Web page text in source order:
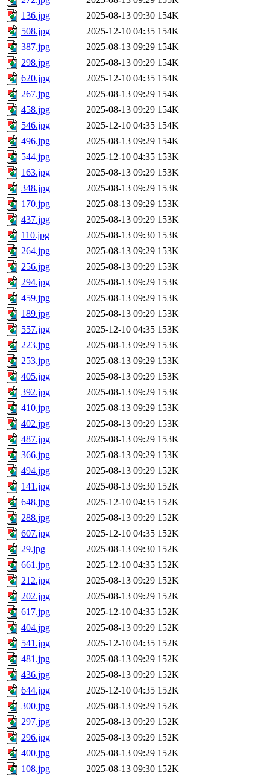
136.jpg
2025-08-13 09:30 154K
508.jpg
2025-12-10 04:35 154K
387.jpg
2025-08-13 09:29 154K
298.jpg
2025-08-13 09:29 154K
620.jpg
2025-12-10 04:35 154K
267.jpg
2025-08-13 09:29 154K
458.jpg
2025-08-13 09:29 154K
546.jpg
2025-12-10 04:35 154K
496.jpg
2025-08-13 09:29 154K
544.jpg
2025-12-10 04:35 153K
163.jpg
2025-08-13 09:29 153K
348.jpg
2025-08-13 09:29 153K
170.jpg
2025-08-13 09:29 153K
437.jpg
2025-08-13 09:29 153K
110.jpg
2025-08-13 09:30 153K
264.jpg
2025-08-13 09:29 153K
256.jpg
2025-08-13 09:29 153K
294.jpg
2025-08-13 09:29 153K
459.jpg
2025-08-13 09:29 153K
189.jpg
2025-08-13 09:29 153K
557.jpg
2025-12-10 04:35 153K
223.jpg
2025-08-13 09:29 153K
253.jpg
2025-08-13 09:29 153K
405.jpg
2025-08-13 09:29 153K
392.jpg
2025-08-13 09:29 153K
410.jpg
2025-08-13 09:29 153K
402.jpg
2025-08-13 09:29 153K
487.jpg
2025-08-13 09:29 153K
366.jpg
2025-08-13 09:29 153K
494.jpg
2025-08-13 09:29 152K
141.jpg
2025-08-13 09:30 152K
648.jpg
2025-12-10 04:35 152K
288.jpg
2025-08-13 09:29 152K
607.jpg
2025-12-10 04:35 152K
29.jpg
2025-08-13 09:30 152K
661.jpg
2025-12-10 04:35 152K
212.jpg
2025-08-13 09:29 152K
202.jpg
2025-08-13 09:29 152K
617.jpg
2025-12-10 04:35 152K
404.jpg
2025-08-13 09:29 152K
541.jpg
2025-12-10 04:35 152K
481.jpg
2025-08-13 09:29 152K
436.jpg
2025-08-13 09:29 152K
644.jpg
2025-12-10 04:35 152K
300.jpg
2025-08-13 09:29 152K
297.jpg
2025-08-13 09:29 152K
296.jpg
2025-08-13 09:29 152K
400.jpg
2025-08-13 09:29 152K
108.jpg
2025-08-13 09:30 152K